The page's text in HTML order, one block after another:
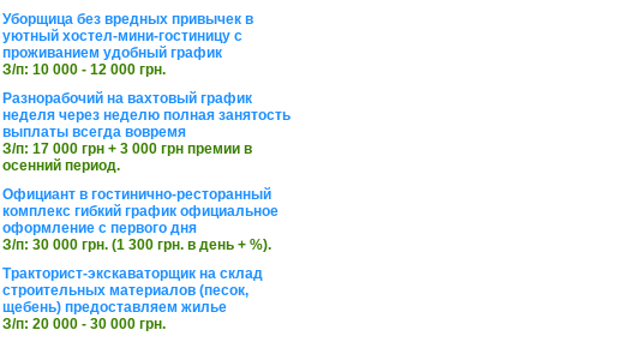
Уборщица без вредных привычек в
уютный хостел-мини-гостиницу с
проживанием удобный график
З/п: 10 000 - 12 000 грн.
Разнорабочий на вахтовый график
неделя через неделю полная занятость
выплаты всегда вовремя
З/п: 17 000 грн + 3 000 грн премии в
осенний период.
Официант в гостинично-ресторанный
комплекс гибкий график официальное
оформление с первого дня
З/п: 30 000 грн. (1 300 грн. в день + %).
Тракторист-экскаваторщик на склад
строительных материалов (песок,
щебень) предоставляем жилье
З/п: 20 000 - 30 000 грн.